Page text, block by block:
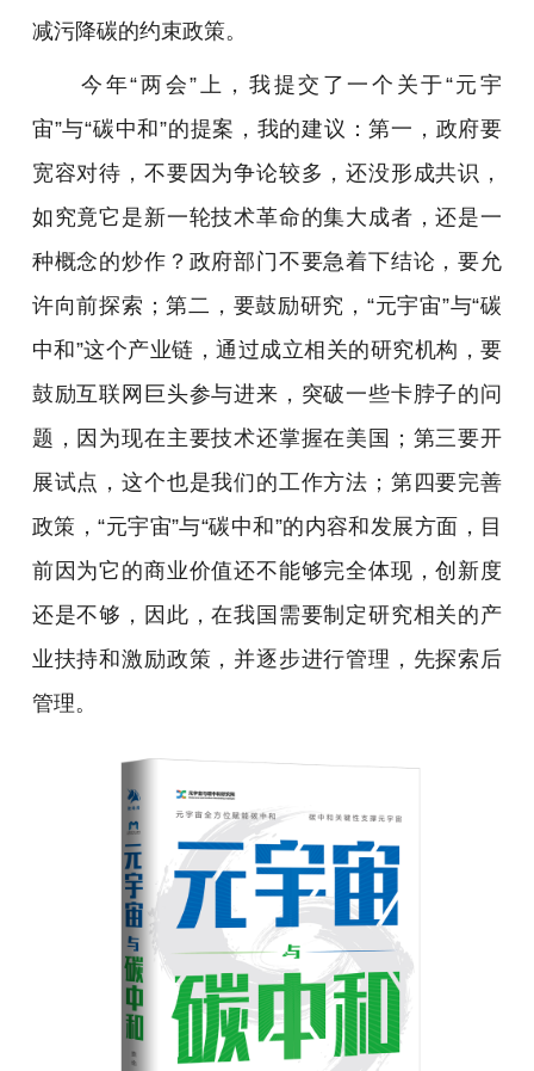
减污降碳的约束政策。
今年“两会”上，我提交了一个关于“元宇
宙”与“碳中和”的提案，我的建议：第一，政府要
宽容对待，不要因为争论较多，还没形成共识，
如究竟它是新一轮技术革命的集大成者，还是一
种概念的炒作？政府部门不要急着下结论，要允
许向前探索；第二，要鼓励研究，“元宇宙”与“碳
中和”这个产业链，通过成立相关的研究机构，要
鼓励互联网巨头参与进来，突破一些卡脖子的问
题，因为现在主要技术还掌握在美国；第三要开
展试点，这个也是我们的工作方法；第四要完善
政策，“元宇宙”与“碳中和”的内容和发展方面，目
前因为它的商业价值还不能够完全体现，创新度
还是不够，因此，在我国需要制定研究相关的产
业扶持和激励政策，并逐步进行管理，先探索后
管理。